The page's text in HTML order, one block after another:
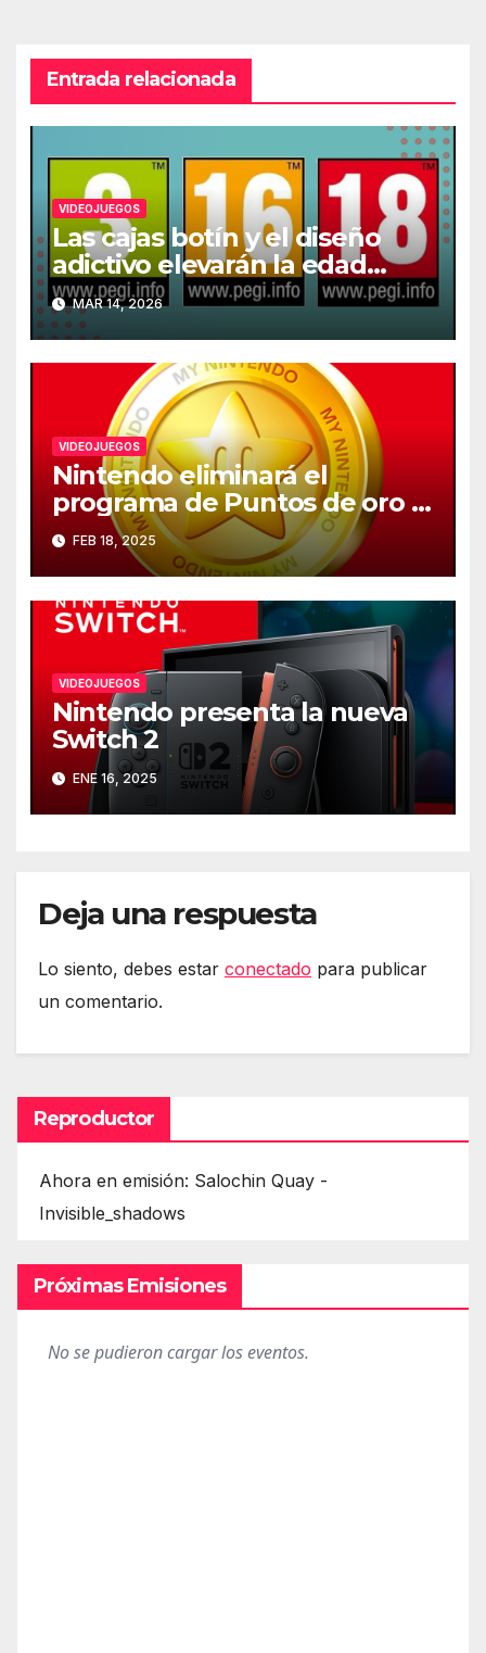
Entrada relacionada
VIDEOJUEGOS
Las cajas botín y el diseño
adictivo elevarán la edad
recomendada de los
videojuegos en Europa
MAR 14, 2026
VIDEOJUEGOS
Nintendo eliminará el
programa de Puntos de oro el
25 de marzo
FEB 18, 2025
VIDEOJUEGOS
Nintendo presenta la nueva
Switch 2
ENE 16, 2025
Deja una respuesta
Lo siento, debes estar conectado para publicar
un comentario.
Reproductor
Ahora en emisión: Salochin Quay -
Invisible_shadows
Próximas Emisiones